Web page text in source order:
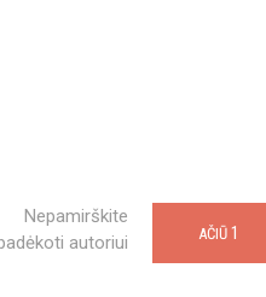
Nepamirškite
autoriui
AČIŪ 1